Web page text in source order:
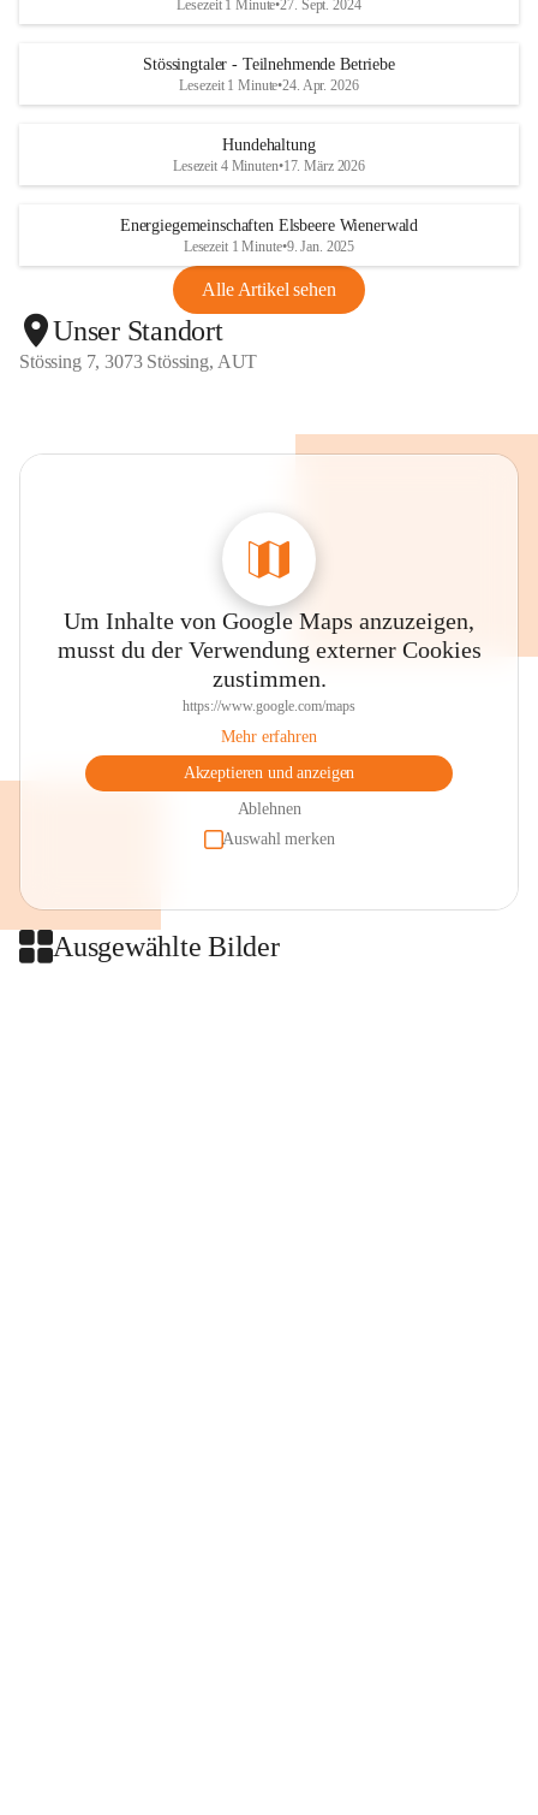
Lesezeit 1 Minute•27. Sept. 2024
Stössingtaler - Teilnehmende Betriebe
Lesezeit 1 Minute•24. Apr. 2026
Hundehaltung
Lesezeit 4 Minuten•17. März 2026
Energiegemeinschaften Elsbeere Wienerwald
Lesezeit 1 Minute•9. Jan. 2025
Alle Artikel sehen
Unser Standort
Stössing 7, 3073 Stössing, AUT
Um Inhalte von Google Maps anzuzeigen,
musst du der Verwendung externer Cookies
zustimmen.
https://www.google.com/maps
Mehr erfahren
Akzeptieren und anzeigen
Ablehnen
Auswahl merken
Ausgewählte Bilder